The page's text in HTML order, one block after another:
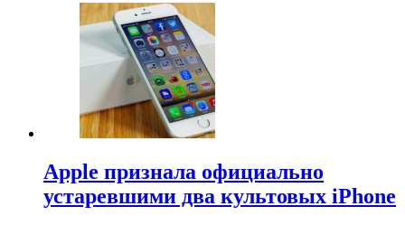
Apple признала официально
устаревшими два культовых iPhone